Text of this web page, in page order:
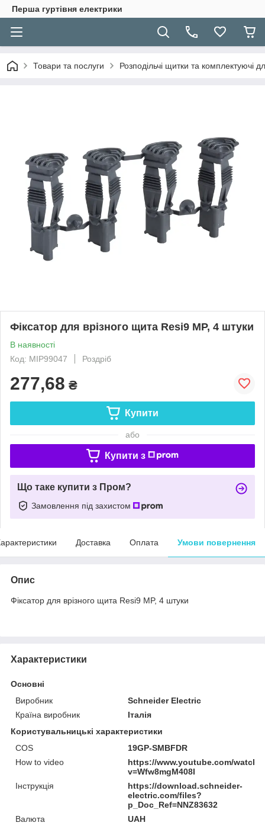
Перша гуртівня електрики
Товари та послуги Розподільчі щитки та комплектуючі
Фіксатор для врізного щита Resi9 MP, 4 штуки
В наявності
Код: MIP99047
Роздріб
277,68 ₴
Купити
або
Купити з
Що таке купити з Пром?
Замовлення під захистом
Доставка Оплата Умови повернення
Опис
Фіксатор для врізного щита Resi9 MP, 4 штуки
Характеристики
Основні
Виробник
Schneider Electric
Країна виробник
Італія
Користувальницькі характеристики
COS
19GP-SMBFDR
How to video
https://www.youtube.com/watch?
v=Wfw8mgM408I
Інструкція
https://download.schneider-
electric.com/files?
p_Doc_Ref=NNZ83632
Валюта
UAH